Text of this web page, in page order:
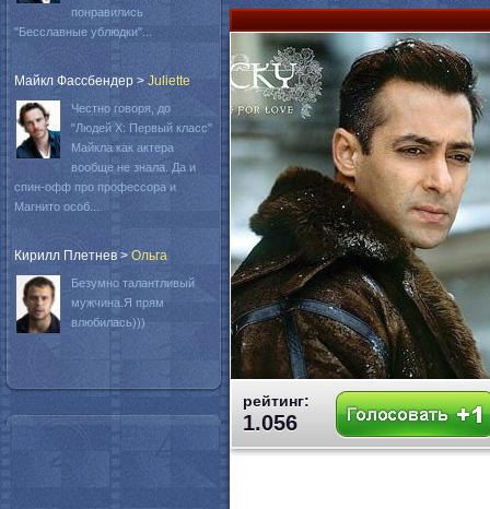
рейтинг:
1.056
понравились
"Бесславные ублюдки"...
Майкл Фассбендер > Juliette
Честно говоря, до
"Людей Х: Первый класс"
Майкла как актера
вообще не знала. Да и
спин-офф про профессора и
Магнито особ...
Кирилл Плетнев > Oльга
Безумно талантливый
мужчина.Я прям
влюбилась)))